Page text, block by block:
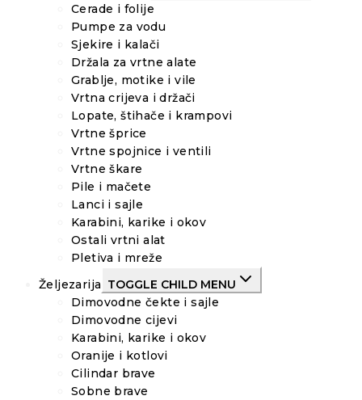
Cerade i folije
Pumpe za vodu
Sjekire i kalači
Držala za vrtne alate
Grablje, motike i vile
Vrtna crijeva i držači
Lopate, štihače i krampovi
Vrtne šprice
Vrtne spojnice i ventili
Vrtne škare
Pile i mačete
Lanci i sajle
Karabini, karike i okov
Ostali vrtni alat
Pletiva i mreže
Željezarija TOGGLE CHILD MENU
Dimovodne čekte i sajle
Dimovodne cijevi
Karabini, karike i okov
Oranije i kotlovi
Cilindar brave
Sobne brave